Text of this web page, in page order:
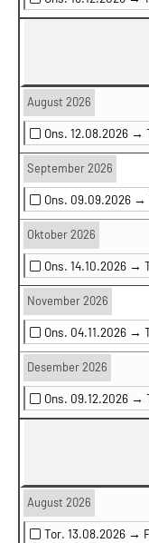
August 2026
Ons. 12.08.2026 →
September 2026
Ons. 09.09.2026 →
Oktober 2026
Ons. 14.10.2026 →
November 2026
Ons. 04.11.2026 →
Desember 2026
Ons. 09.12.2026 →
August 2026
Tor. 13.08.2026 →